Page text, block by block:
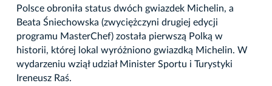
Polsce obroniła status dwóch gwiazdek Michelin, a
Beata Śniechowska (zwyciężczyni drugiej edycji
programu MasterChef) została pierwszą Polką w
historii, której lokal wyróżniono gwiazdką Michelin. W
wydarzeniu wziął udział Minister Sportu i Turystyki
Ireneusz Raś.